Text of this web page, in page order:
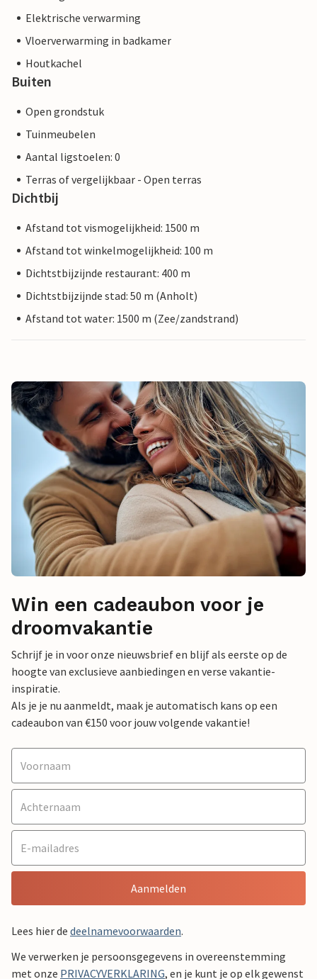
Elektrische verwarming
Vloerverwarming in badkamer
Houtkachel
Buiten
Open grondstuk
Tuinmeubelen
Aantal ligstoelen: 0
Terras of vergelijkbaar - Open terras
Dichtbij
Afstand tot vismogelijkheid: 1500 m
Afstand tot winkelmogelijkheid: 100 m
Dichtstbijzijnde restaurant: 400 m
Dichtstbijzijnde stad: 50 m (Anholt)
Afstand tot water: 1500 m (Zee/zandstrand)
Win een cadeaubon voor je
droomvakantie
Schrijf je in voor onze nieuwsbrief en blijf als eerste op de
hoogte van exclusieve aanbiedingen en verse vakantie-
inspiratie.
Als je je nu aanmeldt, maak je automatisch kans op een
cadeaubon van €150 voor jouw volgende vakantie!
Aanmelden
Lees hier de deelnamevoorwaarden.
We verwerken je persoonsgegevens in overeenstemming
met onze PRIVACYVERKLARING, en je kunt je op elk gewenst